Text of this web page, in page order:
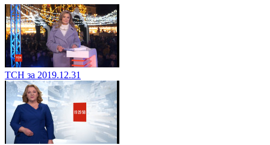
ТСН за 2019.12.31